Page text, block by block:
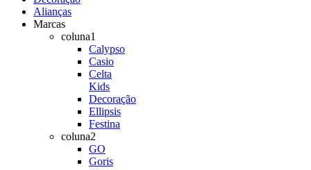
Alianças
Marcas
coluna1
Calypso
Casio
Celta
Kids
Decoração
Ellipsis
Festina
coluna2
GO
Goris